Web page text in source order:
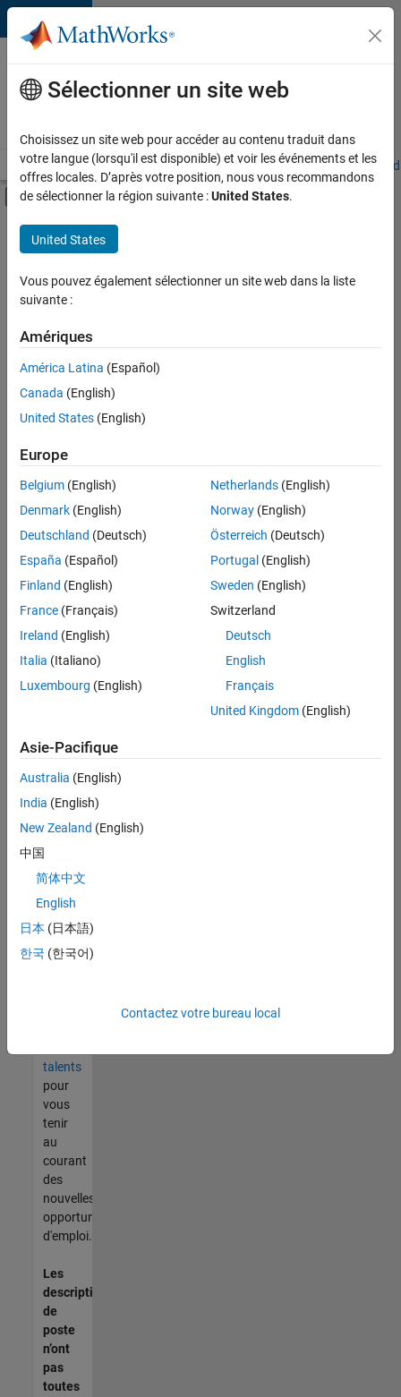
Passer au contenu
Votre
carrière
chez
Accueil Explorer nos opportunités Adresses de nos bureaux
Activer/désactiver l'affichage du menu
Contenu principal
FILTRER PAR
Technologies de l’information
Ventes pour l'éducation
Finances et opérations
Actuellement,
aucune
offre
d'emploi
correspondant
à vos
critères
de
recherche.
Vous
pouvez
élargir
votre
recherche
ou
afficher
l’ensemble
d'emploi.
malgré
tout
vous
trouvez
pas
d'offre
corresponde
à vos
talents
pour
vous
tenir
au
courant
des
nouvelles
opportunités
d'emploi.
Les
descriptions
de
poste
n’ont
pas
toutes
Sélectionner un site web
Choisissez un site web pour accéder au contenu traduit dans
votre langue (lorsqu'il est disponible) et voir les événements et les
offres locales. D’après votre position, nous vous recommandons
de sélectionner la région suivante :United States.
United States
Vous pouvez également sélectionner un site web dans la liste
suivante :
Amériques
América Latina (Español)
Canada (English)
United States (English)
Europe
Belgium (English)
Denmark (English)
Deutschland (Deutsch)
España (Español)
Finland (English)
France (Français)
Ireland (English)
Italia (Italiano)
Luxembourg (English)
Netherlands(English)
Norway(English)
Österreich (Deutsch)
Portugal (English)
Sweden (English)
Switzerland
Deutsch
English
Français
United Kingdom(English)
Asie-Pacifique
Australia (English)
India (English)
New Zealand (English)
中国
简体中文
English
日本 (日本語)
한국 (한국어)
Contactez votre bureau local